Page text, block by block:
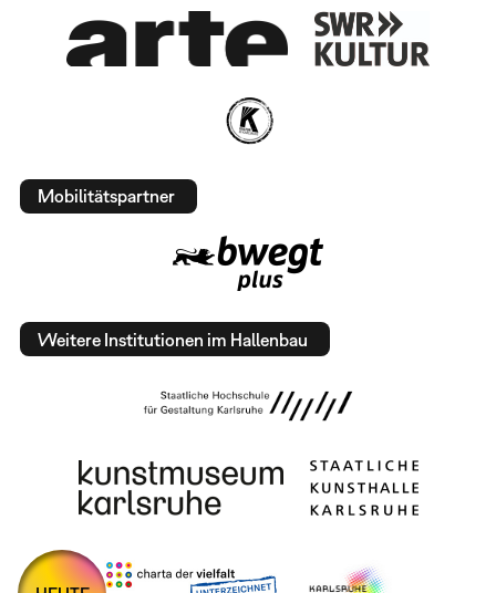
Mobilitätspartner
Weitere Institutionen im Hallenbau